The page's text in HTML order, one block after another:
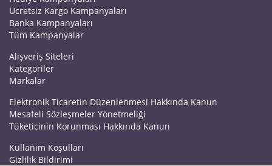
Ücretsiz Kargo Kampanyaları
Banka Kampanyaları
Tüm Kampanyalar
Alışveriş Siteleri
Kategoriler
Markalar
Elektronik Ticaretin Düzenlenmesi Hakkında Kanun
Mesafeli Sözleşmeler Yönetmeliği
Tüketicinin Korunması Hakkında Kanun
Kullanım Koşulları
Gizlilik Bildirimi